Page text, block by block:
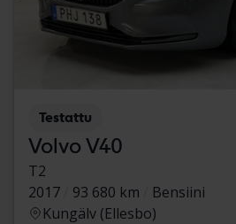
Testattu
Volvo V40
T2
2017
93 680 km
Bensiini
Kungälv (Ellesbo)